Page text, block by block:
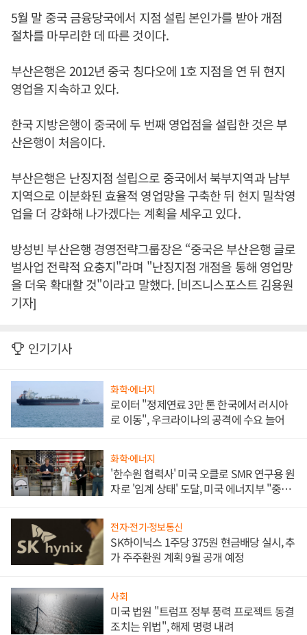
5월 말 중국 금융당국에서 지점 설립 본인가를 받아 개점
절차를 마무리한 데 따른 것이다.
부산은행은 2012년 중국 칭다오에 1호 지점을 연 뒤 현지
영업을 지속하고 있다.
한국 지방은행이 중국에 두 번째 영업점을 설립한 것은 부
산은행이 처음이다.
부산은행은 난징지점 설립으로 중국에서 북부지역과 남부
지역으로 이분화된 효율적 영업망을 구축한 뒤 현지 밀착영
업을 더 강화해 나가겠다는 계획을 세우고 있다.
방성빈 부산은행 경영전략그룹장은 “중국은 부산은행 글로
벌사업 전략적 요충지"라며 "난징지점 개점을 통해 영업망
을 더욱 확대할 것"이라고 말했다. [비즈니스포스트 김용원
기자]
인기기사
화학·에너지
로이터 "정제연료 3만 톤 한국에서 러시아
로 이동", 우크라이나의 공격에 수요 늘어
화학·에너지
'한수원 협력사' 미국 오클로 SMR 연구용 원
자로 '임계 상태' 도달, 미국 에너지부 "중요
전자·전기·정보통신
SK하이닉스 1주당 375원 현금배당 실시, 추
가 주주환원 계획 9월 공개 예정
사회
미국 법원 "트럼프 정부 풍력 프로젝트 동결
조치는 위법", 해제 명령 내려